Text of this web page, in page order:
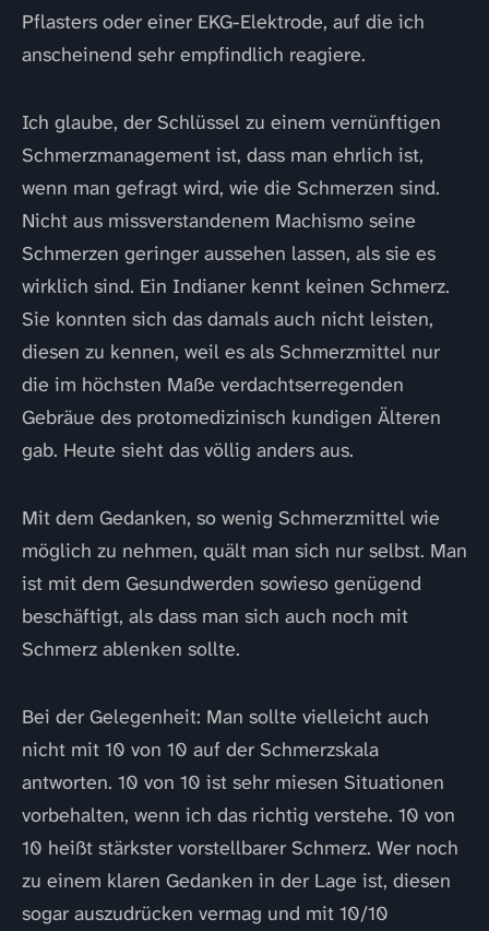
Pflasters oder einer EKG-Elektrode, auf die ich
anscheinend sehr empfindlich reagiere.
Ich glaube, der Schlüssel zu einem vernünftigen
Schmerzmanagement ist, dass man ehrlich ist,
wenn man gefragt wird, wie die Schmerzen sind.
Nicht aus missverstandenem Machismo seine
Schmerzen geringer aussehen lassen, als sie es
wirklich sind. Ein Indianer kennt keinen Schmerz.
Sie konnten sich das damals auch nicht leisten,
diesen zu kennen, weil es als Schmerzmittel nur
die im höchsten Maße verdachtserregenden
Gebräue des protomedizinisch kundigen Älteren
gab. Heute sieht das völlig anders aus.
Mit dem Gedanken, so wenig Schmerzmittel wie
möglich zu nehmen, quält man sich nur selbst. Man
ist mit dem Gesundwerden sowieso genügend
beschäftigt, als dass man sich auch noch mit
Schmerz ablenken sollte.
Bei der Gelegenheit: Man sollte vielleicht auch
nicht mit 10 von 10 auf der Schmerzskala
antworten. 10 von 10 ist sehr miesen Situationen
vorbehalten, wenn ich das richtig verstehe. 10 von
10 heißt stärkster vorstellbarer Schmerz. Wer noch
zu einem klaren Gedanken in der Lage ist, diesen
sogar auszudrücken vermag und mit 10/10